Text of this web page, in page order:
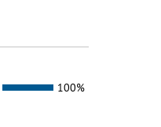
100%